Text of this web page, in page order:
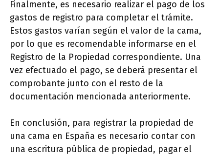
Finalmente, es necesario realizar el pago de los
gastos de registro para completar el trámite.
Estos gastos varían según el valor de la cama,
por lo que es recomendable informarse en el
Registro de la Propiedad correspondiente. Una
vez efectuado el pago, se deberá presentar el
comprobante junto con el resto de la
documentación mencionada anteriormente.
En conclusión, para registrar la propiedad de
una cama en España es necesario contar con
una escritura pública de propiedad, pagar el